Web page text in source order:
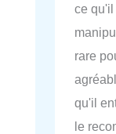
ce qu'il
rare
qu'il
le